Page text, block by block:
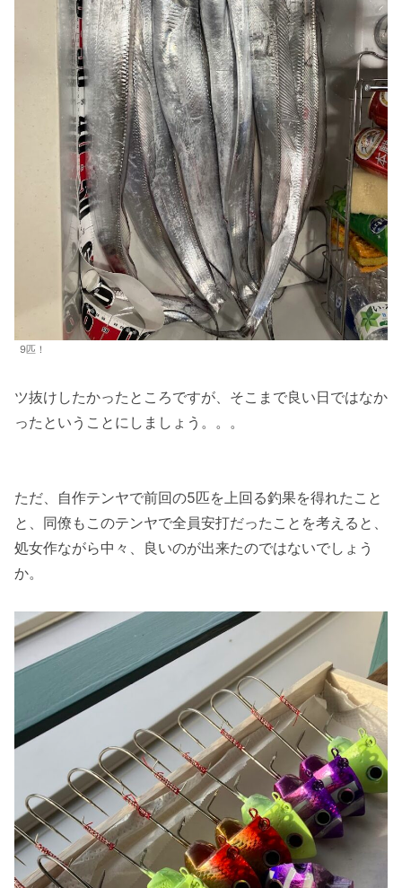
9匹！
ツ抜けしたかったところですが、そこまで良い日ではなか
ったということにしましょう。。。
ただ、自作テンヤで前回の5匹を上回る釣果を得れたこと
と、同僚もこのテンヤで全員安打だったことを考えると、
処女作ながら中々、良いのが出来たのではないでしょう
か。